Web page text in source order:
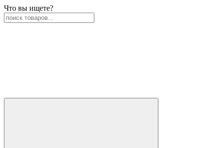
Что вы ищете?